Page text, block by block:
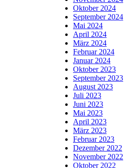
Oktober 2024
September 2024
Mai 2024
April 2024
März 2024
Februar 2024
Januar 2024
Oktober 2023
September 2023
August 2023
Juli 2023
Juni 2023
Mai 2023
April 2023
März 2023
Februar 2023
Dezember 2022
November 2022
Oktober 2022